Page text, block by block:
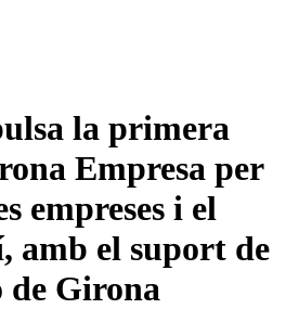
la primera
Empresa per
empreses i el
amb el suport de
Girona